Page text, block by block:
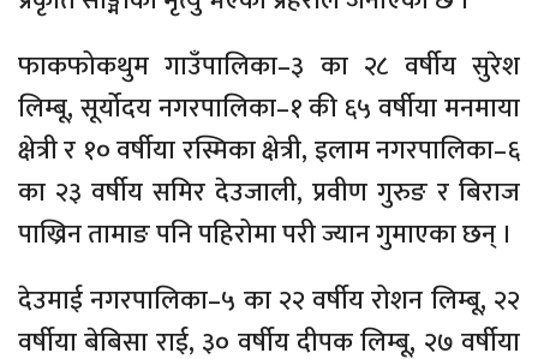
फाकफोकथुम गाउँपालिका–३ का २८ वर्षीय सुरेश
लिम्बू, सूर्योदय नगरपालिका–१ की ६५ वर्षीया मनमाया
क्षेत्री र १० वर्षीया रस्मिका क्षेत्री, इलाम नगरपालिका–६
का २३ वर्षीय समिर देउजाली, प्रवीण गुरुङ र बिराज
पाख्रिन तामाङ पनि पहिरोमा परी ज्यान गुमाएका छन् ।
देउमाई नगरपालिका–५ का २२ वर्षीय रोशन लिम्बू, २२
वर्षीया बेबिसा राई, ३० वर्षीय दीपक लिम्बू, २७ वर्षीया